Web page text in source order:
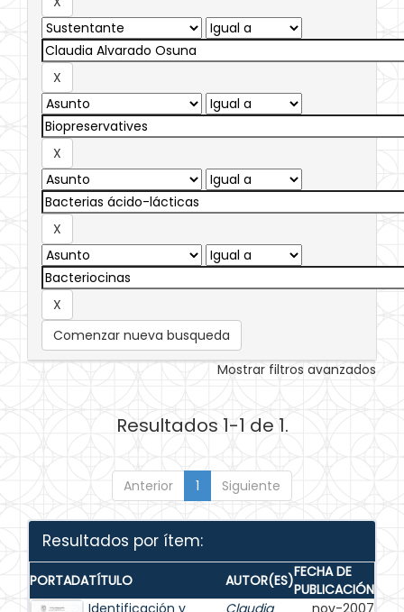
Comenzar nueva busqueda
Mostrar filtros avanzados
Resultados 1-1 de 1.
Anterior 1 Siguiente
Resultados por ítem:
PORTADATÍTULO AUTOR(ES)FECHA DE
PUBLICACIÓN
Identificación y
Claudia
nov-2007